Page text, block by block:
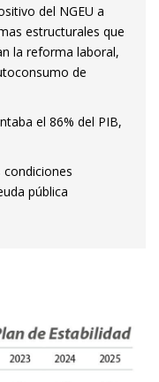
del NGEU a
estructurales que
la reforma laboral,
de
el 86% del PIB,
condiciones
pública